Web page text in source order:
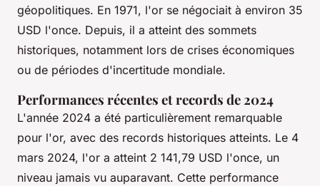
géopolitiques. En 1971, l'or se négociait à environ 35
USD l'once. Depuis, il a atteint des sommets
historiques, notamment lors de crises économiques
ou de périodes d'incertitude mondiale.
Performances récentes et records de 2024
L'année 2024 a été particulièrement remarquable
pour l'or, avec des records historiques atteints. Le 4
mars 2024, l'or a atteint 2 141,79 USD l'once, un
niveau jamais vu auparavant. Cette performance